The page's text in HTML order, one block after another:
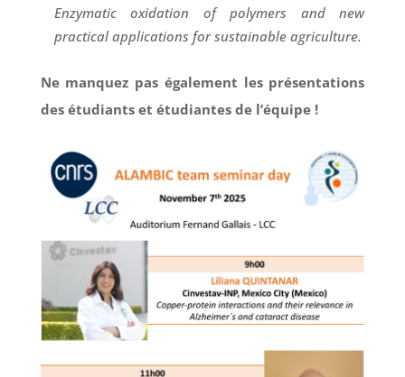
Enzymatic oxidation of polymers and new
practical applications for sustainable agriculture.
Ne manquez pas également les présentations
des étudiants et étudiantes de l’équipe !